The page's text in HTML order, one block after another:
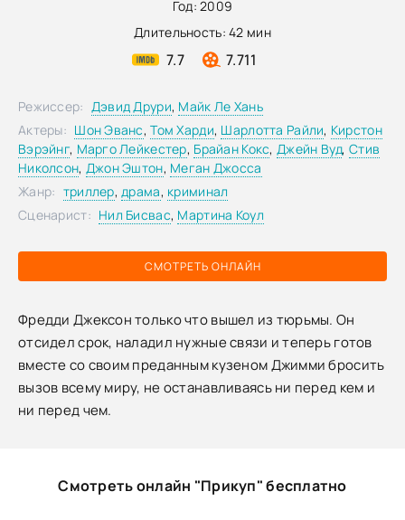
Год:2009
Длительность:42 мин
7.7 7.711
СМОТРЕТЬ ОНЛАЙН
Режиссер: Дэвид Друри, Майк Ле Хань
Актеры: Шон Эванс,Том Харди, Шарлотта Райли, Кирстон
Вэрэйнг, Марго Лейкестер, Брайан Кокс, Джейн Вуд,Стив
Николсон, Джон Эштон, Меган Джосса
Жанр: триллер,драма, криминал
Сценарист: Нил Бисвас, Мартина Коул
Фредди Джексон только что вышел из тюрьмы. Он
отсидел срок, наладил нужные связи и теперь готов
вместе со своим преданным кузеном Джимми бросить
вызов всему миру, не останавливаясь ни перед кем и
ни перед чем.
Смотреть онлайн "Прикуп" бесплатно